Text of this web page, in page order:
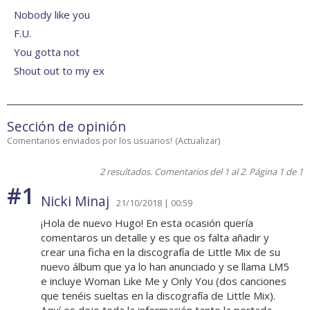
Nobody like you
F.U.
You gotta not
Shout out to my ex
Sección de opinión
Comentarios enviados por los usuarios! (Actualizar)
2 resultados. Comentarios del 1 al 2. Página 1 de 1
#1 Nicki Minaj 21/10/2018 | 00:59
¡Hola de nuevo Hugo! En esta ocasión quería
comentaros un detalle y es que os falta añadir y
crear una ficha en la discografía de Little Mix de su
nuevo álbum que ya lo han anunciado y se llama LM5
e incluye Woman Like Me y Only You (dos canciones
que tenéis sueltas en la discografía de Little Mix).